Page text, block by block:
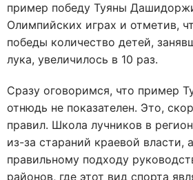
пример победу Туяны
Олимпийских играх и отметив,
победы количество детей,
лука, увеличилось в 10 раз.
Сразу оговоримся, что пример
отнюдь не показателен. Это,
правил. Школа лучников в
из-за стараний краевой власти,
правильному подходу
районов, где этот вид спорта